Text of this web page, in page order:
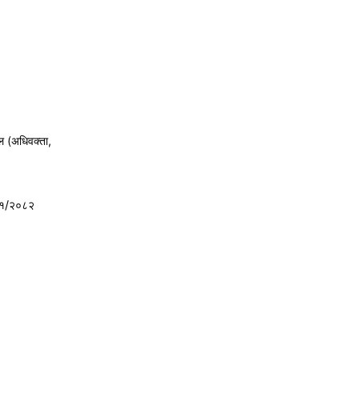
(अधिवक्ता,
२०८२